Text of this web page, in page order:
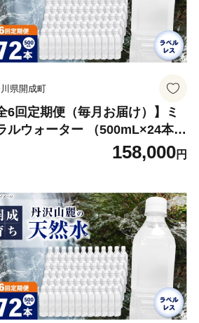
県開成町
6回定期便（毎月お届け）】ミ
ルウォーター （500mL×24本）
箱 ラベルレス [BDBE004-12]
158,000円